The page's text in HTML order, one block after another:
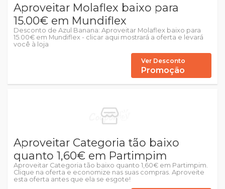
Aproveitar Molaflex baixo para
15.00€ em Mundiflex
Desconto de Azul Banana: Aproveitar Molaflex baixo para
15.00€ em Mundiflex - clicar aqui mostrará a oferta e levará
você à loja
Ver Desconto
Promoção
Aproveitar Categoria tão baixo
quanto 1,60€ em Partimpim
Aproveitar Categoria tão baixo quanto 1,60€ em Partimpim.
Clique na oferta e economize nas suas compras. Aproveite
esta oferta antes que ela se esgote!